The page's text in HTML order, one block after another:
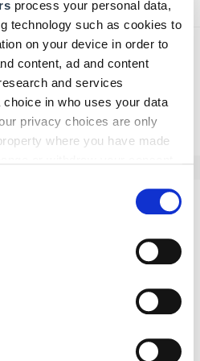
process your personal data,
technology such as cookies to
on your device in order to
content, ad and content
and services
in who uses your data
privacy choices are only
where you have made
your geographical location
actively scanning it for
personal data is processed